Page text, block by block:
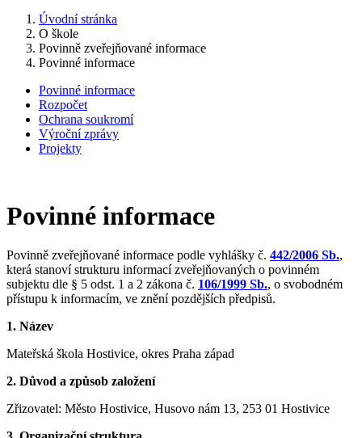
Úvodní stránka
O škole
Povinně zveřejňované informace
Povinné informace
Povinné informace
Rozpočet
Ochrana soukromí
Výroční zprávy
Projekty
Povinné informace
Povinně zveřejňované informace podle vyhlášky č. 442/2006 Sb.,
která stanoví strukturu informací zveřejňovaných o povinném
subjektu dle § 5 odst. 1 a 2 zákona č. 106/1999 Sb., o svobodném
přístupu k informacím, ve znění pozdějších předpisů.
1. Název
Mateřská škola Hostivice, okres Praha západ
2. Důvod a způsob založení
Zřizovatel: Město Hostivice, Husovo nám 13, 253 01 Hostivice